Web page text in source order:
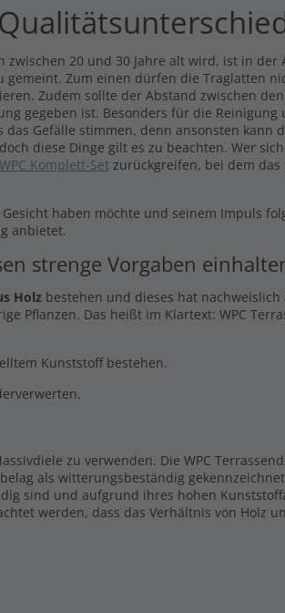
20 und 30 Jahre alt wird, ist in der
Zum einen dürfen die Traglatten
Zudem sollte der Abstand zwischen
gegeben ist. Besonders für die Reinigung
Gefälle stimmen, denn ansonsten kann
diese Dinge gilt es zu beachten. Wer
WPC Komplett-Setzurückgreifen, bei dem das
haben möchte und seinem Impuls
anbietet.
strenge Vorgaben
Holz bestehen und dieses hat nachweislich
Pflanzen. Das heißt im Klartext: WPC
Kunststoff bestehen.
zu verwenden. Die WPC
als witterungsbeständig
sind und aufgrund ihres hohen
werden, dass das Verhältnis von Holz